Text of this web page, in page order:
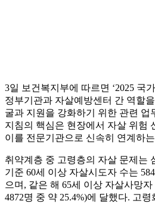
3일 보건복지부에 따르면 ‘2025 국
정부기관과 자살예방센터 간 역할
굴과 지원을 강화하기 위한 관련 업
지침의 핵심은 현장에서 자살 위험
이를 전문기관으로 신속히 연계하
취약계층 중 고령층의 자살 문제는
기준 60세 이상 자살시도자 수는
으며, 같은 해 65세 이상 자살사망
4872명 중 약 25.4%)에 달했다. 고